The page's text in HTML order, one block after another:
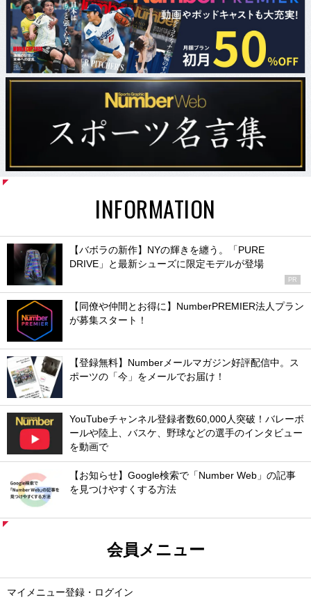
INFORMATION
【バボラの新作】NYの輝きを纏う。「PURE
DRIVE」と最新シューズに限定モデルが登場
PR
【同僚や仲間とお得に】NumberPREMIER法人プラン
が募集スタート！
【登録無料】Numberメールマガジン好評配信中。ス
ポーツの「今」をメールでお届け！
YouTubeチャンネル登録者数60,000人突破！バレーボ
ールや陸上、バスケ、野球などの選手のインタビュー
を動画で
【お知らせ】Google検索で「Number Web」の記事
を見つけやすくする方法
会員メニュー
マイメニュー登録・ログイン